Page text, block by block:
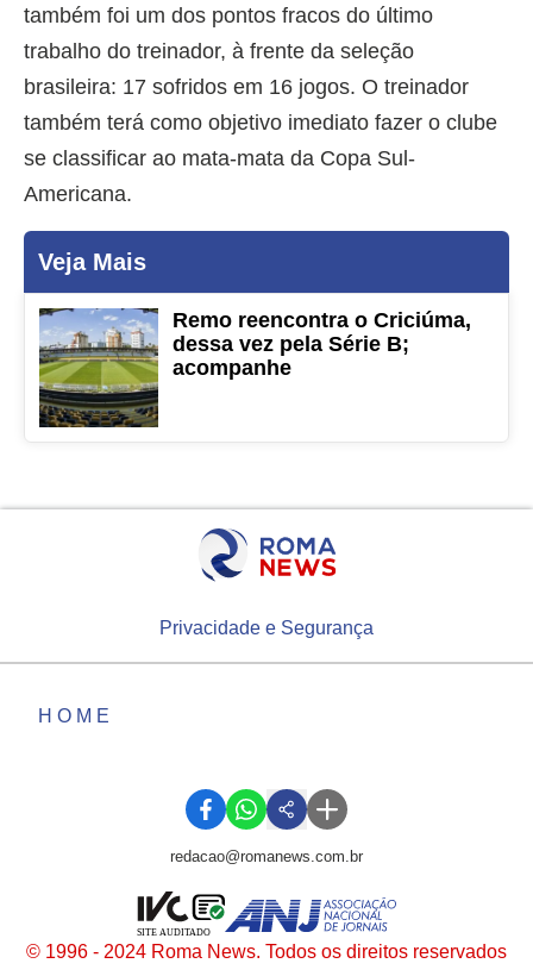
também foi um dos pontos fracos do último
trabalho do treinador, à frente da seleção
brasileira: 17 sofridos em 16 jogos. O treinador
também terá como objetivo imediato fazer o clube
se classificar ao mata-mata da Copa Sul-
Americana.
Veja Mais
Remo reencontra o Criciúma,
dessa vez pela Série B;
acompanhe
Privacidade e Segurança
HOME
redacao@romanews.com.br
© 1996 - 2024 Roma News. Todos os direitos reservados
SITE AUDITADO